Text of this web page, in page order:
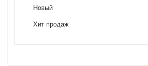
Новый
Хит продаж